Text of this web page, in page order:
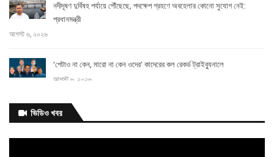
নদীদূষণ দুর্বিষহ পর্যায়ে পৌঁছেছে, পদক্ষেপ গ্রহণে অবহেলার কোনো সুযোগ নেই:
প্রধানমন্ত্রী
আগস্ট ৬, ২০২৬
‘পেটাও না কেন, মারো না কেন ওদের’ কাদেরের কল রেকর্ড ট্রাইব্যুনালে
আগস্ট ৬, ২০২৬
এক
মাসের মধ্যে ভাতার আওতায় আসছেন আরও ২০০ ক্রীড়াবিদ: ক্রীড়া প্রতিমন্ত্রী
ভিডিও খবর